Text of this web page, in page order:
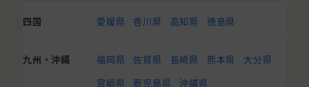
四国 愛媛県 香川県 高知県 徳島県
九州・沖縄 福岡県 佐賀県 長崎県 熊本県
大分県
宮崎県
鹿児島県 沖縄県